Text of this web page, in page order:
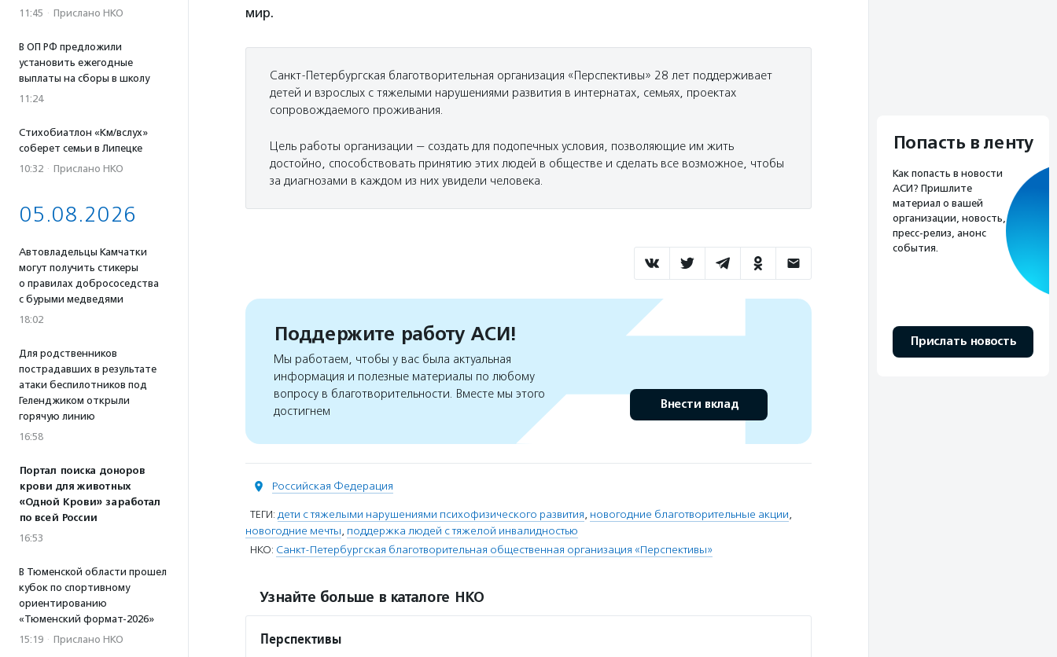
11:45 · Прислано НКО
В ОП РФ предложили
установить ежегодные
выплаты на сборы в школу
11:24
Стихобиатлон «Км/вслух»
соберет семьи в Липецке
10:32 · Прислано НКО
05.08.2026
Автовладельцы Камчатки
могут получить стикеры
о правилах добрососедства
с бурыми медведями
18:02
Для родственников
пострадавших в результате
атаки беспилотников под
Геленджиком открыли
горячую линию
16:58
Портал поиска доноров
крови для животных
«Одной Крови» заработал
по всей России
16:53
В Тюменской области прошел
кубок по спортивному
ориентированию
«Тюменский формат-2026»
15:19 · Прислано НКО
мир.
Санкт-Петербургская благотворительная организация «Перспективы» 28 лет поддерживает
детей и взрослых с тяжелыми нарушениями развития в интернатах, семьях, проектах
сопровождаемого проживания.
Цель работы организации — создать для подопечных условия, позволяющие им жить
достойно, способствовать принятию этих людей в обществе и сделать все возможное, чтобы
за диагнозами в каждом из них увидели человека.
Поддержите работу АСИ!
Мы работаем, чтобы у вас была актуальная
информация и полезные материалы по любому
вопросу в благотворительности. Вместе мы этого
достигнем
Внести вклад
Российская Федерация
ТЕГИ: дети с тяжелыми нарушениями психофизического развития, новогодние благотворительные акции,
новогодние мечты, поддержка людей с тяжелой инвалидностью
НКО: Санкт-Петербургская благотворительная общественная организация «Перспективы»
Узнайте больше в каталоге НКО
Перспективы
Попасть в ленту
Как попасть в новости
АСИ? Пришлите
материал о вашей
организации, новость,
пресс-релиз, анонс
события.
Прислать новость